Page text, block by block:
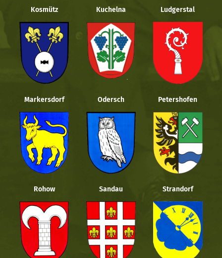
Kosmütz Kuchelna Ludgerstal
Markersdorf Odersch Petershofen
Rohow Sandau Strandorf